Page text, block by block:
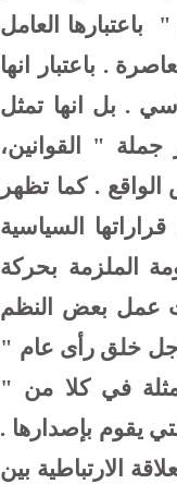
"
باعتبارها العامل
. باعتبار انها
. بل انها تمثل
" القوانين،
الواقع . كما تظهر
السياسية
الملزمة بحركة
عمل بعض النظم
اجل خلق رأى عام "
في كلا من "
يقوم بإصدارها .
الارتباطية بين